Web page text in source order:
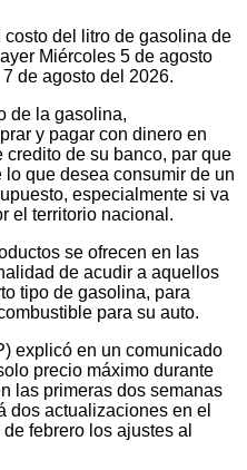
del litro de gasolina de
Miércoles 5 de agosto
de agosto del 2026.
de la gasolina,
y pagar con dinero en
de su banco, par que
que desea consumir de un
especialmente si va
el territorio nacional.
se ofrecen en las
de acudir a aquellos
tipo de gasolina, para
para su auto.
explicó en un comunicado
precio máximo durante
las primeras dos semanas
dos actualizaciones en el
febrero los ajustes al